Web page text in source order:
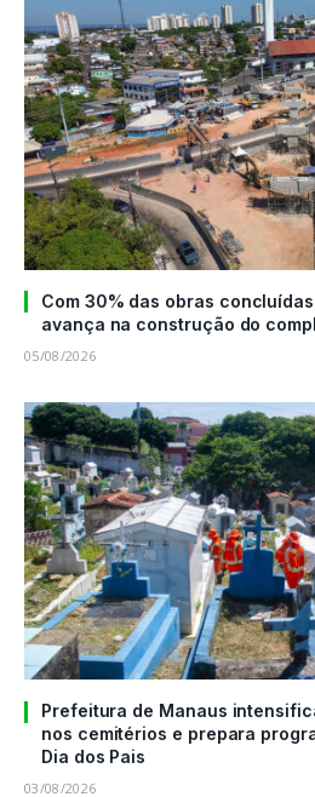
Com 30% das obras
avança na construção do
05/08/2026
Prefeitura de Manaus
nos cemitérios e prepara
Dia dos Pais
03/08/2026